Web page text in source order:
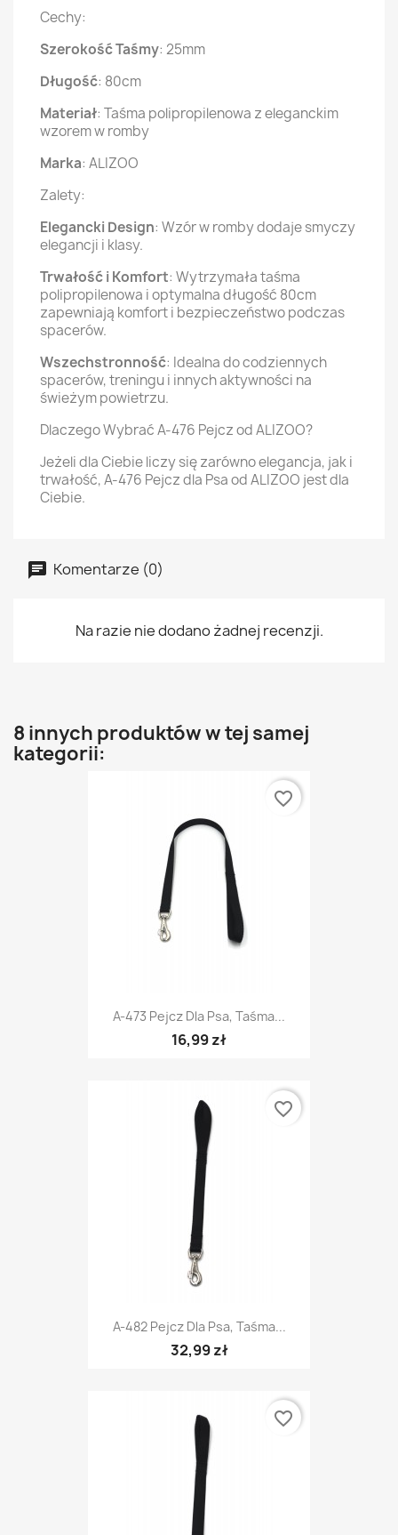
Cechy:
Szerokość Taśmy: 25mm
Długość: 80cm
Materiał: Taśma polipropilenowa z eleganckim
wzorem w romby
Marka: ALIZOO
Zalety:
Elegancki Design: Wzór w romby dodaje smyczy
elegancji i klasy.
Trwałość i Komfort: Wytrzymała taśma
polipropilenowa i optymalna długość 80cm
zapewniają komfort i bezpieczeństwo podczas
spacerów.
Wszechstronność: Idealna do codziennych
spacerów, treningu i innych aktywności na
świeżym powietrzu.
Dlaczego Wybrać A-476 Pejcz od ALIZOO?
Jeżeli dla Ciebie liczy się zarówno elegancja, jak i
trwałość, A-476 Pejcz dla Psa od ALIZOO jest dla
Ciebie.
Komentarze (0)
Na razie nie dodano żadnej recenzji.
8 innych produktów w tej samej
kategorii:
A-473 Pejcz Dla Psa, Taśma...
16,99 zł
favorite_border
A-482 Pejcz Dla Psa, Taśma...
32,99 zł
favorite_border
favorite_border